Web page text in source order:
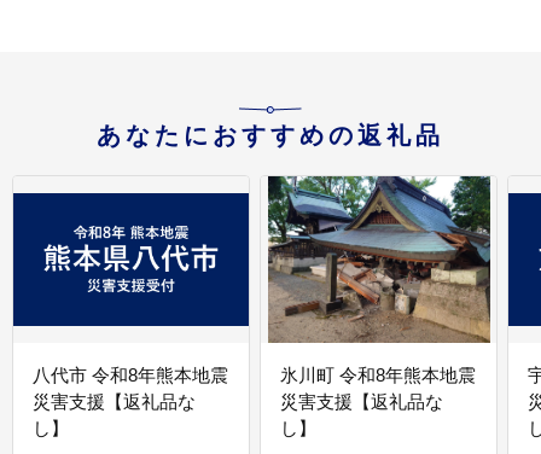
あなたにおすすめの返礼品
八代市 令和8年熊本地震
災害支援【返礼品な
し】
氷川町 令和8年熊本地震
災害支援【返礼品な
し】